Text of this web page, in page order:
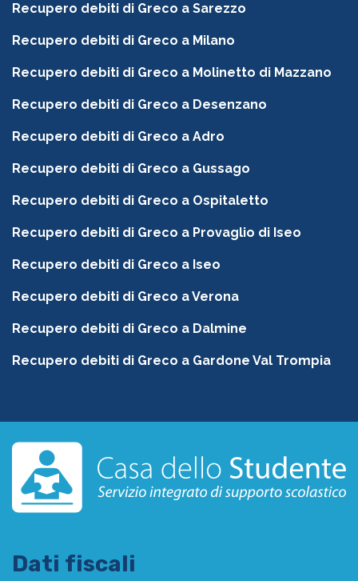
Recupero debiti di Greco a Sarezzo
Recupero debiti di Greco a Milano
Recupero debiti di Greco a Molinetto di Mazzano
Recupero debiti di Greco a Desenzano
Recupero debiti di Greco a Adro
Recupero debiti di Greco a Gussago
Recupero debiti di Greco a Ospitaletto
Recupero debiti di Greco a Provaglio di Iseo
Recupero debiti di Greco a Iseo
Recupero debiti di Greco a Verona
Recupero debiti di Greco a Dalmine
Recupero debiti di Greco a Gardone Val Trompia
Dati fiscali